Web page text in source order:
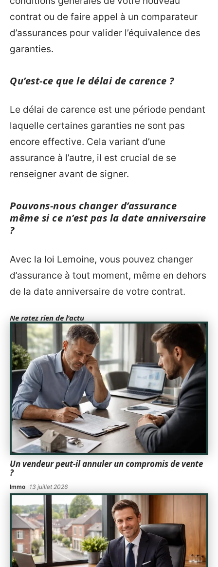
contrat ou de faire appel à un comparateur
d’assurances pour valider l’équivalence des
garanties.
Qu’est-ce que le délai de carence ?
Le délai de carence est une période pendant
laquelle certaines garanties ne sont pas
encore effective. Cela variant d’une
assurance à l’autre, il est crucial de se
renseigner avant de signer.
Pouvons-nous changer d’assurance
même si ce n’est pas la date anniversaire
?
Avec la loi Lemoine, vous pouvez changer
d’assurance à tout moment, même en dehors
de la date anniversaire de votre contrat.
Ne ratez rien de l'actu
Un vendeur peut-il annuler un compromis de vente
?
Immo 13 juillet 2026